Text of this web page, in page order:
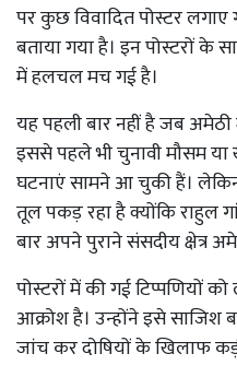
पर कुछ विवादित पोस्टर
बताया गया है। इन पोस्टरों
में हलचल मच गई है।
यह पहली बार नहीं है जब
इससे पहले भी चुनावी मौसम
घटनाएं सामने आ चुकी हैं।
तूल पकड़ रहा है क्योंकि राहुल
बार अपने पुराने संसदीय क्षेत्र
पोस्टरों में की गई टिप्पणियों
आक्रोश है। उन्होंने इसे साजिश
जांच कर दोषियों के खिलाफ